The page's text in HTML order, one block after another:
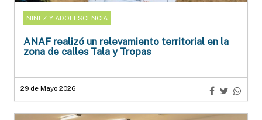
NIÑEZ Y ADOLESCENCIA
ANAF realizó un relevamiento territorial en la
zona de calles Tala y Tropas
29 de Mayo 2026